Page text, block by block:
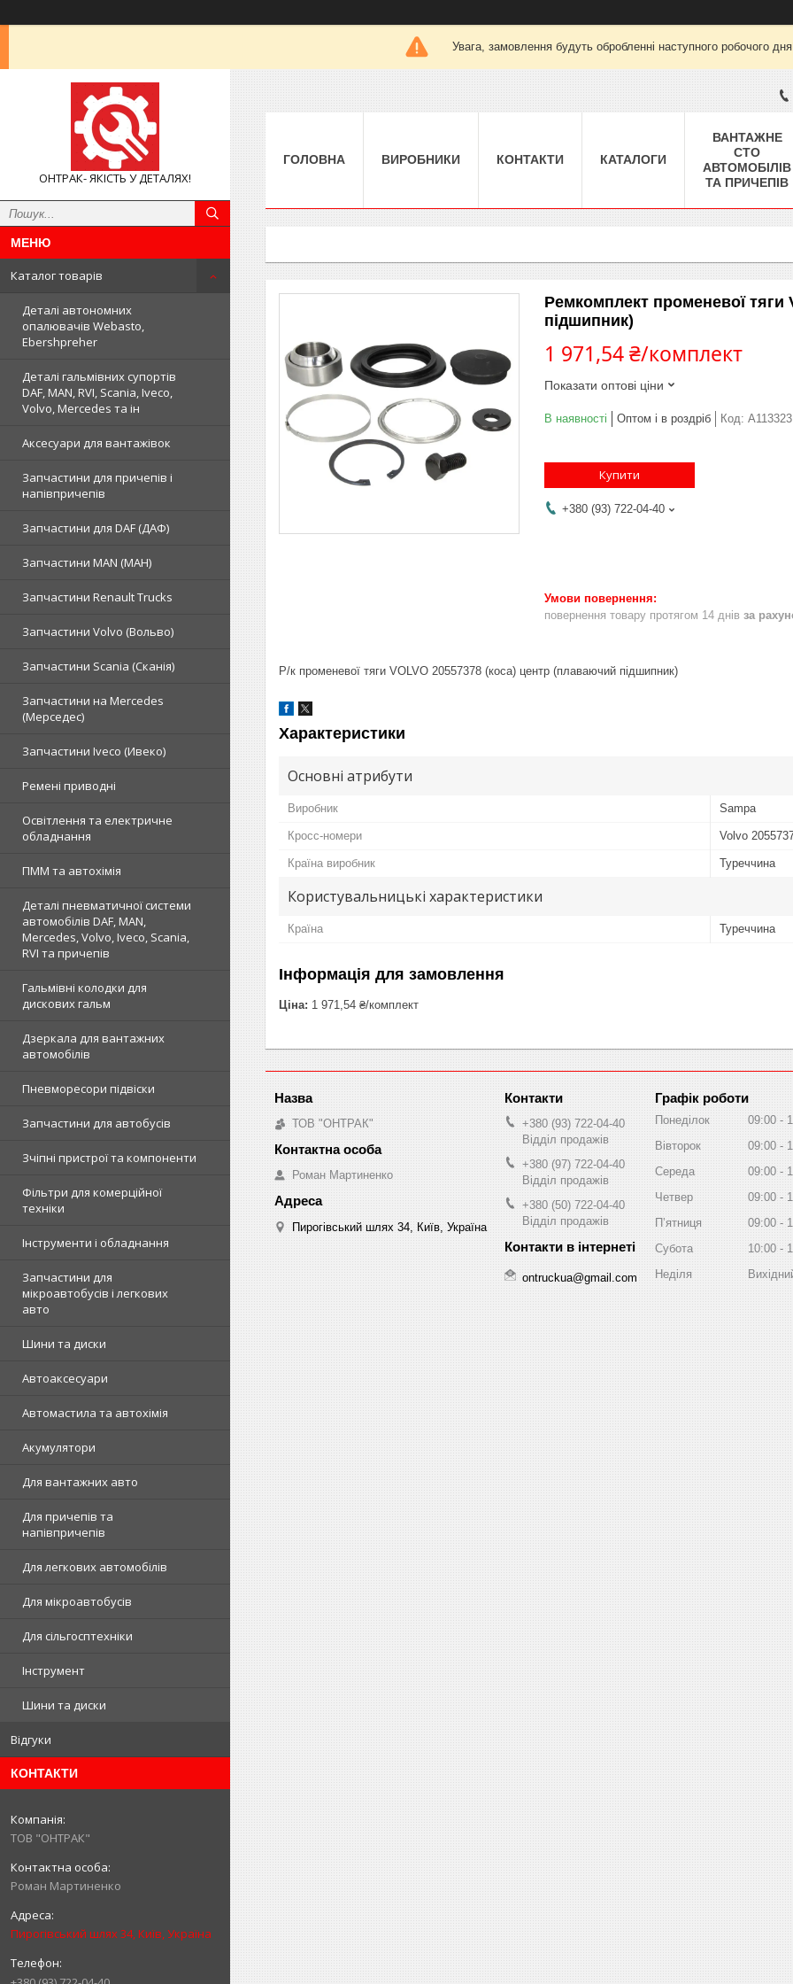
Увага, замовлення будуть обробленні наступного робочого
ОНТРАК- ЯКІСТЬ У ДЕТАЛЯХ!
Каталог товарів
Деталі автономних
опалювачів Webasto,
Ebershpreher
Деталі гальмівних супортів
DAF, MAN, RVI, Scania, Iveco,
Volvo, Mercedes та ін
Аксесуари для вантажівок
Запчастини для причепів і
напівпричепів
Запчастини для DAF (ДАФ)
Запчастини MAN (МАН)
Запчастини Renault Trucks
Запчастини Volvo (Вольво)
Запчастини Scania (Сканія)
Запчастини на Mercedes
(Мерседес)
Запчастини Iveco (Ивеко)
Ремені приводні
Освітлення та електричне
обладнання
ПММ та автохімія
Деталі пневматичної системи
автомобілів DAF, MAN,
Mercedes, Volvo, Iveco, Scania,
RVI та причепів
Гальмівні колодки для
дискових гальм
Дзеркала для вантажних
автомобілів
Пневморесори підвіски
Запчастини для автобусів
Зчіпні пристрої та компоненти
Фільтри для комерційної
техніки
Інструменти і обладнання
Запчастини для
мікроавтобусів і легкових
авто
Шини та диски
Автоаксесуари
Автомастила та автохімія
Акумулятори
Для вантажних авто
Для причепів та
напівпричепів
Для легкових автомобілів
Для мікроавтобусів
Для сільгосптехніки
Інструмент
Шини та диски
Відгуки
КОНТАКТИ
ТОВ "ОНТРАК"
Роман Мартиненко
Пирогівський шлях 34, Київ, Україна
ГОЛОВНА ВИРОБНИКИ КОНТАКТИ КАТАЛОГИ
ВАНТАЖНЕ
СТО
АВТОМОБІЛІВ
ТА ПРИЧЕПІВ
Ремкомплект променевої тяги
підшипник)
1 971,54 ₴/комплект
Показати оптові ціни
В наявності Оптом і в роздріб Код: A113323
Купити
+380 (93) 722-04-40
повернення товару протягом 14 днів за
Р/к променевої тяги VOLVO 20557378 (коса) центр (плаваючий підшипник)
Характеристики
Основні атрибути
Виробник Sampa
Кросс-номери Volvo
Країна виробник Туреччина
Користувальницькі характеристики
Країна Туреччина
Інформація для замовлення
Ціна: 1 971,54 ₴/комплект
ТОВ "ОНТРАК"
Роман Мартиненко
Пирогівський шлях 34, Київ, Україна
+380 (93) 722-04-40
Відділ продажів
+380 (97) 722-04-40
Відділ продажів
+380 (50) 722-04-40
Відділ продажів
ontruckua@gmail.com
Графік роботи
Понеділок 09:00
Вівторок
09:00
Середа
09:00
Четвер
09:00
Пʼятниця
09:00
Субота
10:00
Неділя